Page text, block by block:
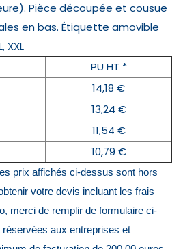
Pièce découpée et cousue
en bas. Étiquette amovible
XXL
PU HT *
14,18 €
13,24 €
11,54 €
10,79 €
prix affichés ci-dessus sont hors
votre devis incluant les frais
merci de remplir de formulaire ci-
aux entreprises et